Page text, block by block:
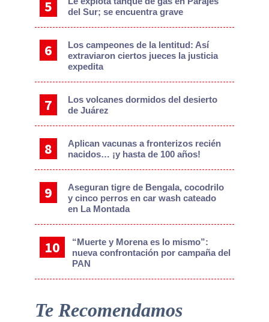
del Sur; se encuentra grave
Los campeones de la lentitud: Así
extraviaron ciertos jueces la justicia
expedita
Los volcanes dormidos del desierto
de Juárez
Aplican vacunas a fronterizos recién
nacidos… ¡y hasta de 100 años!
Aseguran tigre de Bengala, cocodrilo
y cinco perros en car wash cateado
en La Montada
“Muerte y Morena es lo mismo”:
nueva confrontación por campaña del
PAN
Te Recomendamos